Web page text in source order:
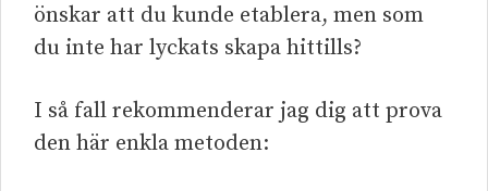
önskar att du kunde etablera, men som
du inte har lyckats skapa hittills?
I så fall rekommenderar jag dig att prova
den här enkla metoden: